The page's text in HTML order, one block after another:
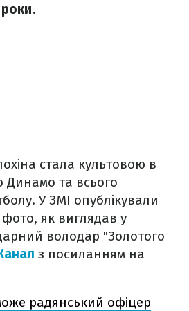
стала культовою в
Динамо та всього
У ЗМІ опублікували
фото, як виглядав у
володар "Золотого
з посиланням на
радянський офіцер